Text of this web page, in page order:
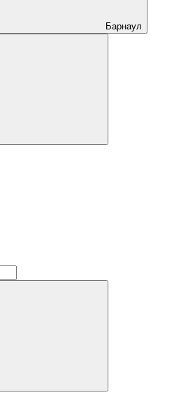
Барнаул